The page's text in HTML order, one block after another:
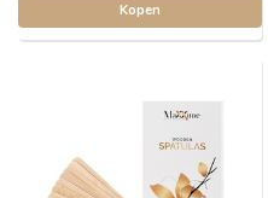
Kopen